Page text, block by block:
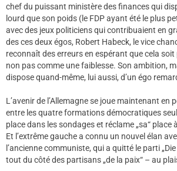
chef du puissant ministère des finances qui
lourd que son poids (le FDP ayant été le plus
avec des jeux politiciens qui contribuaient en
des ces deux égos, Robert Habeck, le vice
reconnaît des erreurs en espérant que cela
non pas comme une faiblesse. Son ambition,
dispose quand-même, lui aussi, d’un égo
L’avenir de l’Allemagne se joue maintenant
entre les quatre formations démocratiques
place dans les sondages et réclame „sa“
Et l’extrême gauche a connu un nouvel élan
l’ancienne communiste, qui a quitté le parti
tout du côté des partisans „de la paix“ – au